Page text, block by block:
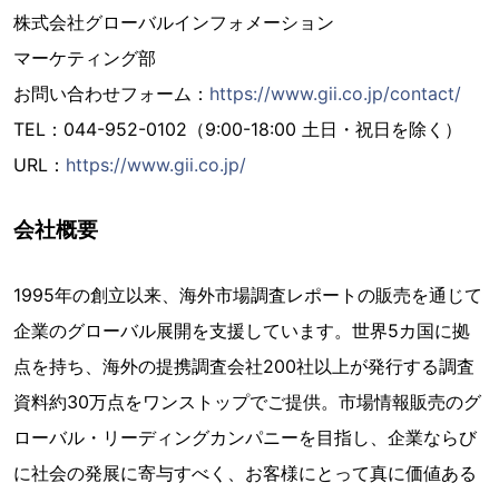
株式会社グローバルインフォメーション
マーケティング部
お問い合わせフォーム： https://www.gii.co.jp/contact/
TEL：044-952-0102（9:00-18:00 土日・祝日を除く）
URL： https://www.gii.co.jp/
会社概要
1995年の創立以来、海外市場調査レポートの販売を通じて
企業のグローバル展開を支援しています。世界5カ国に拠
点を持ち、海外の提携調査会社200社以上が発行する調査
資料約30万点をワンストップでご提供。市場情報販売のグ
ローバル・リーディングカンパニーを目指し、企業ならび
に社会の発展に寄与すべく、お客様にとって真に価値ある